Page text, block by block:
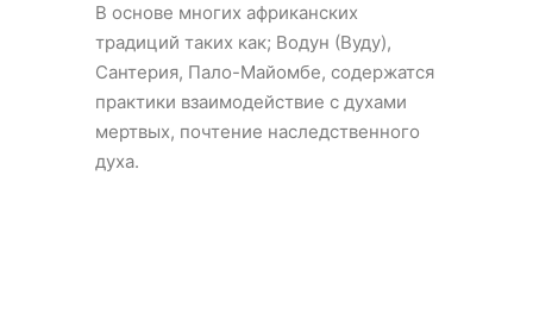
В основе многих африканских
традиций таких как; Водун (Вуду),
Сантерия, Пало-Майомбе, содержатся
практики взаимодействие с духами
мертвых, почтение наследственного
духа.